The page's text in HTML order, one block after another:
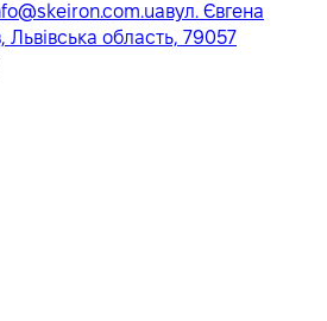
вул. Євгена
Львівська область, 79057